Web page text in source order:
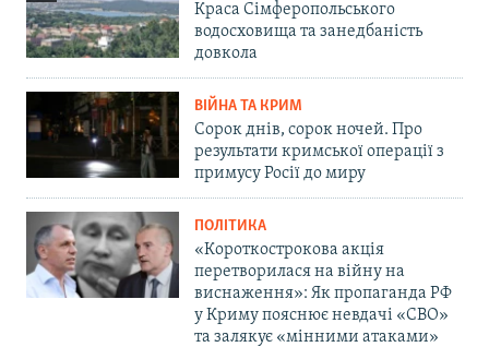
Краса Сімферопольського
водосховища та занедбаність
довкола
ВІЙНА ТА КРИМ
Сорок днів, сорок ночей. Про
результати кримської операції з
примусу Росії до миру
ПОЛІТИКА
«Короткострокова акція
перетворилася на війну на
виснаження»: Як пропаганда РФ
у Криму пояснює невдачі «СВО»
та залякує «мінними атаками»